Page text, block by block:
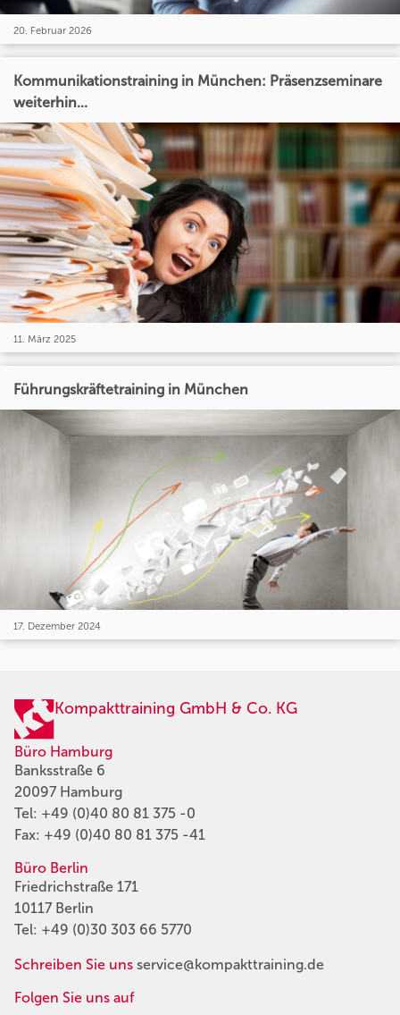
20. Februar 2026
Kommunikationstraining in München: Präsenzseminare
weiterhin...
11. März 2025
Führungskräftetraining in München
17. Dezember 2024
Kompakttraining GmbH & Co. KG
Büro Hamburg
Banksstraße 6
20097 Hamburg
Tel: +49 (0)40 80 81 375 -0
Fax: +49 (0)40 80 81 375 -41
Büro Berlin
Friedrichstraße 171
10117 Berlin
Tel: +49 (0)30 303 66 5770
Schreiben Sie uns service@kompakttraining.de
Folgen Sie uns auf